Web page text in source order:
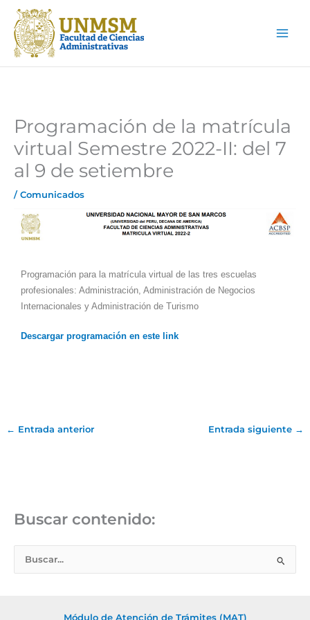
contenido
Programación de la matrícula
virtual Semestre 2022-II: del 7
al 9 de setiembre
/ Comunicados
Programación para la matrícula virtual de las tres escuelas
profesionales: Administración, Administración de Negocios
Internacionales y Administración de Turismo
Descargar programación en este link
← Entrada anterior Entrada siguiente →
Buscar contenido:
Módulo de Atención de Trámites (MAT)